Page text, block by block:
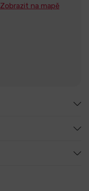
Zobrazit na mapě